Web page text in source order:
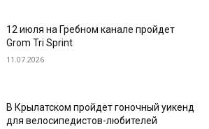
12 июля на Гребном канале пройдет
Grom Tri Sprint
11.07.2026
В Крылатском пройдет гоночный уикенд
для велосипедистов-любителей